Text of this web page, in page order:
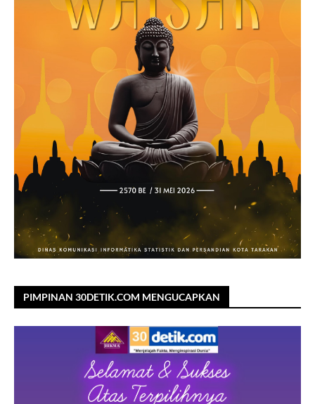
PIMPINAN 30DETIK.COM MENGUCAPKAN